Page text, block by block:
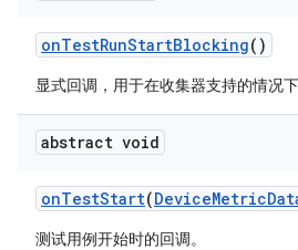
onTestRunStartBlocking()
显式回调，用于在收集器支持的情况
abstract void
onTestStart(DeviceMetric
测试用例开始时的回调。